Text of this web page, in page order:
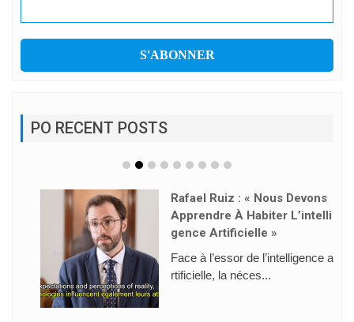
PO RECENT POSTS
Rafael Ruiz : « Nous Devons
Apprendre À Habiter L’intelli
Gence Artificielle »
Face à l’essor de l’intelligence a
rtificielle, la néces...